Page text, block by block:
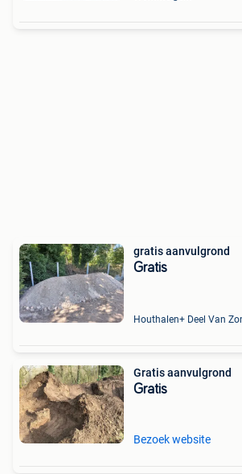
gratis aanvulgrond
Gratis
Gratis aanvulgrond
Gratis
Bezoek website